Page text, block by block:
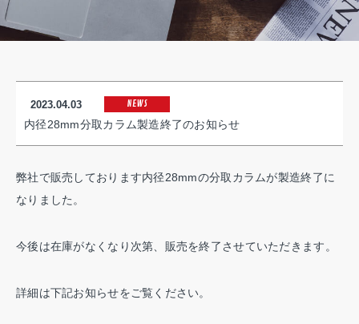
2023.04.03 NEWS
内径28mm分取カラム製造終了のお知らせ
弊社で販売しております内径28mmの分取カラムが製造終了に
なりました。
今後は在庫がなくなり次第、販売を終了させていただきます。
詳細は下記お知らせをご覧ください。